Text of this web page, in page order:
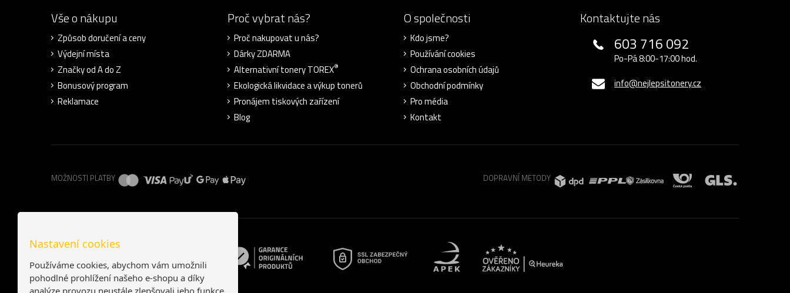
Vše o nákupu
Způsob doručení a ceny
Výdejní místa
Značky od A do Z
Bonusový program
Reklamace
Proč vybrat nás?
Proč nakupovat u nás?
Dárky ZDARMA
Alternativní tonery TOREX®
Ekologická likvidace a výkup tonerů
Pronájem tiskových zařízení
Blog
O společnosti
Kdo jsme?
Používání cookies
Ochrana osobních údajů
Obchodní podmínky
Pro média
Kontakt
Kontaktujte nás
603 716 092
Po-Pá 8:00-17:00 hod.
info@nejlepsitonery.cz
MOŽNOSTI PLATBY DOPRAVNÍ METODY
Nastavení cookies
Používáme cookies, abychom vám umožnili
pohodlné prohlížení našeho e-shopu a díky
analýze provozu neustále zlepšovali jeho funkce,